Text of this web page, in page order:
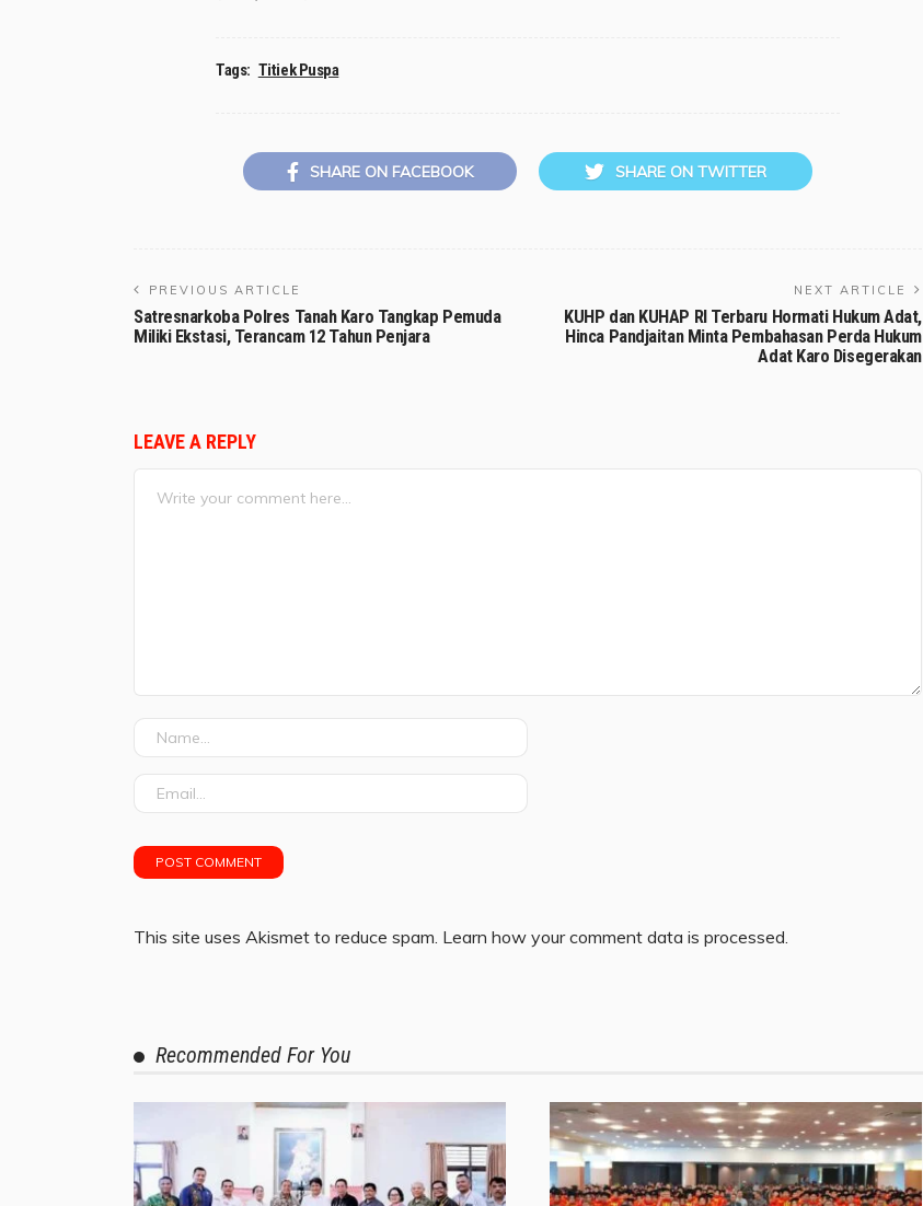
Tags: Titiek Puspa
SHARE ON FACEBOOK SHARE ON TWITTER
PREVIOUS ARTICLE
Satresnarkoba Polres Tanah Karo Tangkap Pemuda
Miliki Ekstasi, Terancam 12 Tahun Penjara
NEXT ARTICLE
KUHP dan KUHAP RI Terbaru Hormati Hukum Adat,
Hinca Pandjaitan Minta Pembahasan Perda Hukum
Adat Karo Disegerakan
LEAVE A REPLY
This site uses Akismet to reduce spam. Learn how your comment data is processed.
Recommended For You